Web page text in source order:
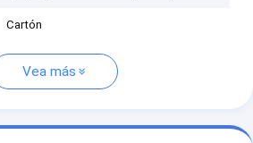
Cartón
Vea más